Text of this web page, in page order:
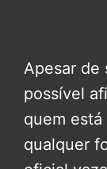
Apesar de
possível
quem
qualquer